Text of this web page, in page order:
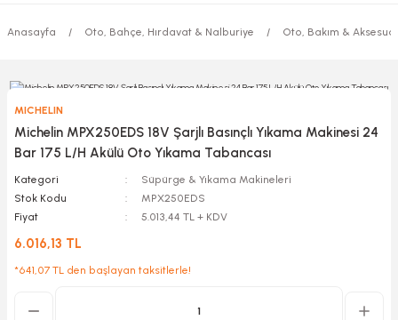
Anasayfa Oto, Bahçe, Hırdavat & Nalburiye Oto, Bakım &
MICHELIN
Michelin MPX250EDS 18V Şarjlı Basınçlı Yıkama Makinesi 24
Bar 175 L/H Akülü Oto Yıkama Tabancası
Kategori
Süpürge & Yıkama Makineleri
Stok Kodu
MPX250EDS
Fiyat
5.013,44 TL + KDV
6.016,13 TL
*641,07 TL den başlayan taksitlerle!